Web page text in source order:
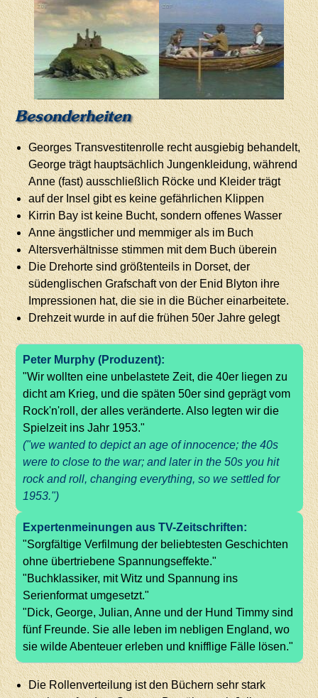
Besonderheiten
Georges Transvestitenrolle recht ausgiebig behandelt,
George trägt hauptsächlich Jungenkleidung, während
Anne (fast) ausschließlich Röcke und Kleider trägt
auf der Insel gibt es keine gefährlichen Klippen
Kirrin Bay ist keine Bucht, sondern offenes Wasser
Anne ängstlicher und memmiger als im Buch
Altersverhältnisse stimmen mit dem Buch überein
Die Drehorte sind größtenteils in Dorset, der
südenglischen Grafschaft von der Enid Blyton ihre
Impressionen hat, die sie in die Bücher einarbeitete.
Drehzeit wurde in auf die frühen 50er Jahre gelegt
Peter Murphy (Produzent):
"Wir wollten eine unbelastete Zeit, die 40er liegen zu
dicht am Krieg, und die späten 50er sind geprägt vom
Rock'n'roll, der alles veränderte. Also legten wir die
Spielzeit ins Jahr 1953."
("we wanted to depict an age of innocence; the 40s
were to close to the war; and later in the 50s you hit
rock and roll, changing everything, so we settled for
1953.")
Expertenmeinungen aus TV-Zeitschriften:
"Sorgfältige Verfilmung der beliebtesten Geschichten
ohne übertriebene Spannungseffekte."
"Buchklassiker, mit Witz und Spannung ins
Serienformat umgesetzt."
"Dick, George, Julian, Anne und der Hund Timmy sind
fünf Freunde. Sie alle leben im nebligen England, wo
sie wilde Abenteuer erleben und knifflige Fälle lösen."
Die Rollenverteilung ist den Büchern sehr stark